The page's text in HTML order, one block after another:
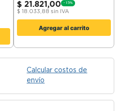
$ 21.821,00 - 15%
$ 18.033,88 sin IVA
Agregar al carrito
Calcular costos de
envío